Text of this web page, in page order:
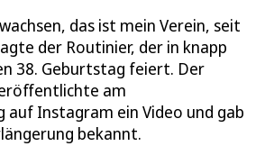
das ist mein Verein, seit
der Routinier, der in knapp
38. Geburtstag feiert. Der
am
Instagram ein Video und gab
bekannt.